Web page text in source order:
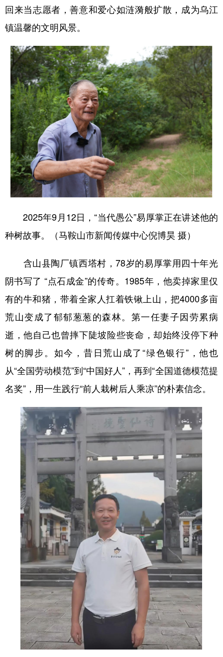
回来当志愿者，善意和爱心如涟漪般扩散，成为乌江
镇温馨的文明风景。
2025年9月12日，“当代愚公”易厚掌正在讲述他的
种树故事。（马鞍山市新闻传媒中心倪博昊 摄）
含山县陶厂镇西塔村，78岁的易厚掌用四十年光
阴书写了 “点石成金”的传奇。1985年，他卖掉家里仅
有的牛和猪，带着全家人扛着铁锹上山，把4000多亩
荒山变成了郁郁葱葱的森林。第一任妻子因劳累病
逝，他自己也曾摔下陡坡险些丧命，却始终没停下种
树的脚步。如今，昔日荒山成了“绿色银行”，他也
从“全国劳动模范”到“中国好人”，再到“全国道德模范提
名奖”，用一生践行“前人栽树后人乘凉”的朴素信念。